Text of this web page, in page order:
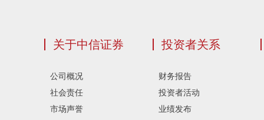
关于中信证券
公司概况
社会责任
市场声誉
投资者关系
财务报告
投资者活动
业绩发布